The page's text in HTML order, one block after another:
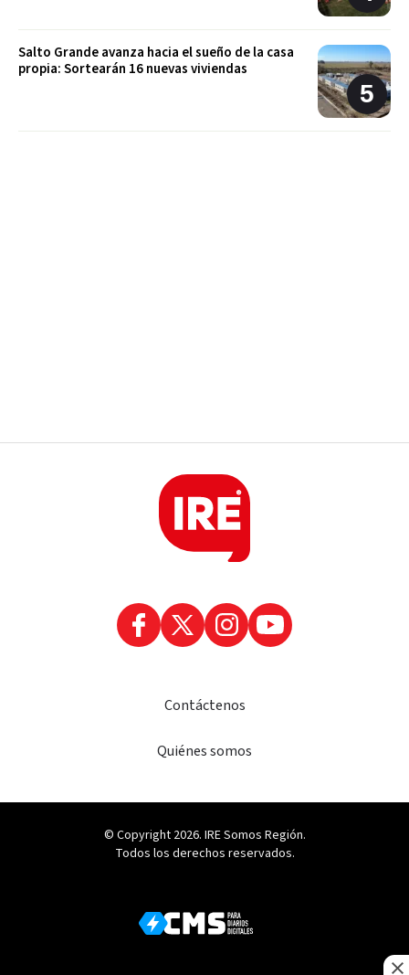
Salto Grande avanza hacia el sueño de la casa
propia: Sortearán 16 nuevas viviendas
Contáctenos
Quiénes somos
© Copyright 2026. IRE Somos Región.
Todos los derechos reservados.